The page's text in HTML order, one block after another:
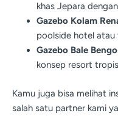
khas Jepara
Gazebo Kolam
poolside hotel atau
Gazebo Bale
konsep resort
Kamu juga bisa melihat
salah satu partner kami